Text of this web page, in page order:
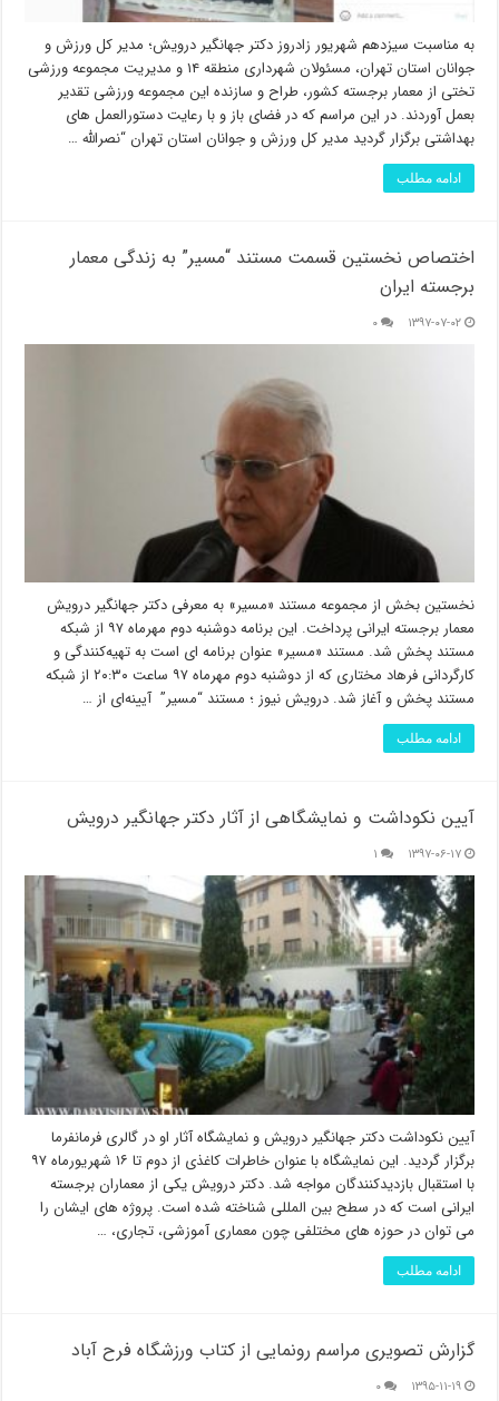
به مناسبت سیزدهم شهریور زادروز دکتر جهانگیر درویش؛ مدیر کل ورزش و
جوانان استان تهران، مسئولان شهرداری منطقه ۱۴ و مدیریت مجموعه ورزشی
تختی از معمار برجسته کشور، طراح و سازنده این مجموعه ورزشی تقدیر
بعمل آوردند. در این مراسم که در فضای باز و با رعایت دستورالعمل های
بهداشتی برگزار گردید مدیر کل ورزش و جوانان استان تهران “نصرالله …
ادامه مطلب
اختصاص نخستین قسمت مستند “مسیر” به زندگی معمار
برجسته ایران
۱۳۹۷-۰۷-۰۲ ۰
نخستین بخش از مجموعه مستند «مسیر» به معرفی دکتر جهانگیر درویش
معمار برجسته ایرانی پرداخت. این برنامه دوشنبه دوم مهرماه ۹۷ از شبکه
مستند پخش شد. مستند «مسیر» عنوان برنامه ای است به تهیه‌کنندگی و
کارگردانی فرهاد مختاری که از دوشنبه دوم مهرماه ۹۷ ساعت ۲۰:۳۰ از شبکه
مستند پخش و آغاز شد. درویش نیوز ؛ مستند “مسیر” آیینه‌ای از …
ادامه مطلب
آیین نکوداشت و نمایشگاهی از آثار دکتر جهانگیر درویش
۱۳۹۷-۰۶-۱۷ ۱
آیین نکوداشت دکتر جهانگیر درویش و نمایشگاه آثار او در گالری فرمانفرما
برگزار گردید. این نمایشگاه با عنوان خاطرات کاغذی از دوم تا ۱۶ شهریورماه ۹۷
با استقبال بازدیدکنندگان مواجه شد. دکتر درویش یکی از معماران برجسته
ایرانی است که در سطح بین المللی شناخته شده است. پروژه های ایشان را
می توان در حوزه های مختلفی چون معماری آموزشی، تجاری، …
ادامه مطلب
گزارش تصویری مراسم رونمایی از کتاب ورزشگاه فرح آباد
۱۳۹۵-۱۱-۱۹ ۰